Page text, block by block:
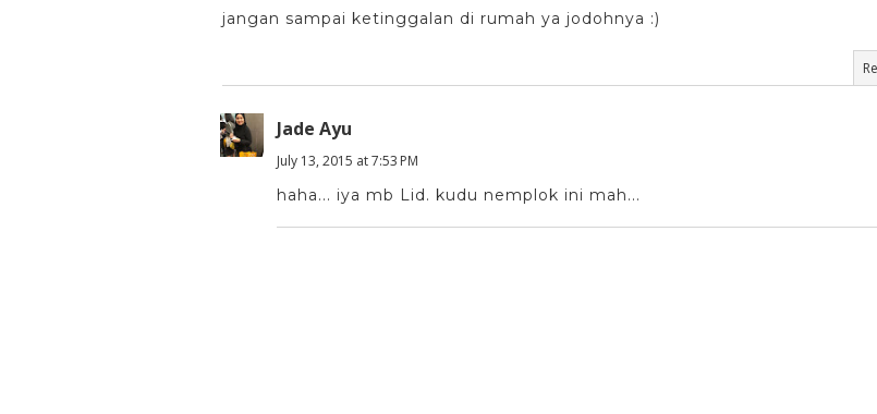
jangan sampai ketinggalan di rumah ya jodohnya :)
Jade Ayu
July 13, 2015 at 7:53 PM
haha... iya mb Lid. kudu nemplok ini mah...